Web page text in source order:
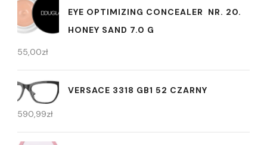
EYE OPTIMIZING CONCEALER NR. 20.
HONEY SAND 7.0 G
55,00zł
VERSACE 3318 GB1 52 CZARNY
590,99zł